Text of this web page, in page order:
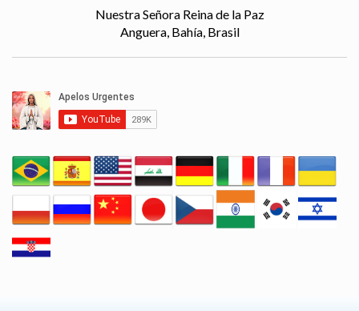
Nuestra Señora Reina de la Paz
Anguera, Bahía, Brasil